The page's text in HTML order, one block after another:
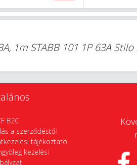
1m STABB 101 1P 63A
B2C
a szerződéstől
tájékoztató
kezelési